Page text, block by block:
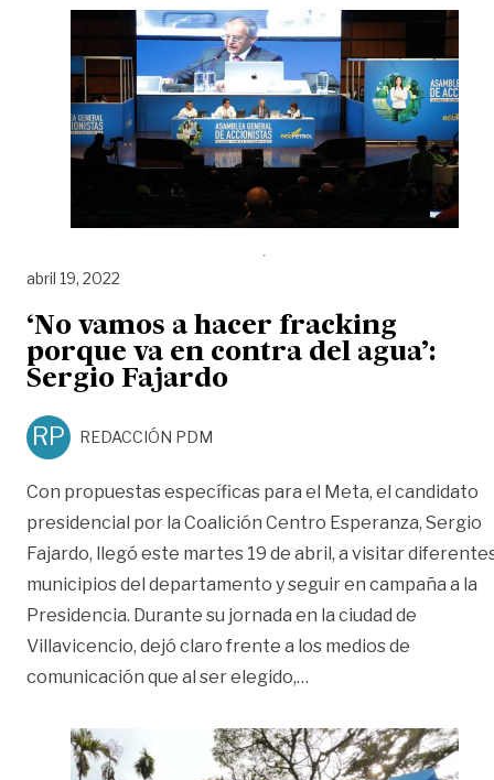
abril 19, 2022
‘No vamos a hacer fracking
porque va en contra del agua’:
Sergio Fajardo
RP REDACCIÓN PDM
Con propuestas específicas para el Meta, el candidato
presidencial por la Coalición Centro Esperanza, Sergio
Fajardo, llegó este martes 19 de abril, a visitar
municipios del departamento y seguir en campaña a la
Presidencia. Durante su jornada en la ciudad de
Villavicencio, dejó claro frente a los medios de
comunicación que al ser elegido,…